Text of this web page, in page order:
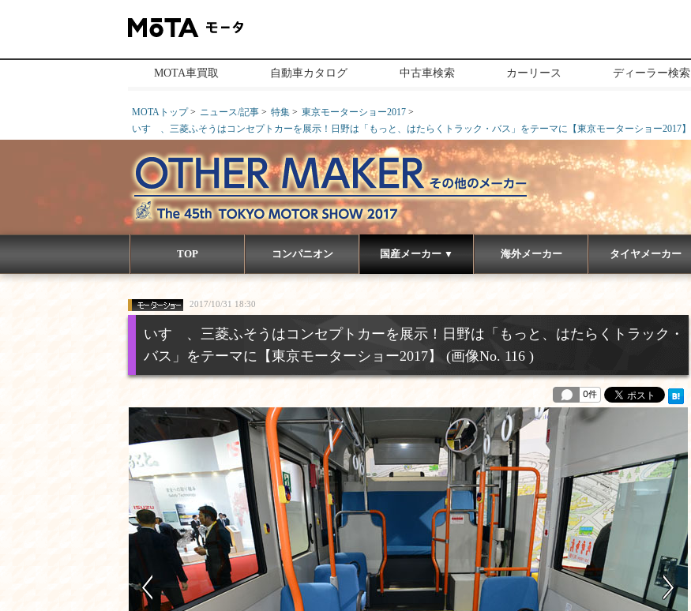
MOTA車買取 自動車カタログ 中古車検索 カーリース ディーラー検索
MOTAトップ ニュース/記事 特集
東京モーターショー2017
いすゞ、三菱ふそうはコンセプトカーを展示！日野は「もっと、はたらくトラック・バス」をテーマに【東京モーターショー2017】
TOP コンパニオン 国産メーカー ▼ 海外メーカー タイヤメーカー
2017/10/31 18:30
いすゞ、三菱ふそうはコンセプトカーを展示！日野は「もっと、はたらくトラック・
バス」をテーマに【東京モーターショー2017】 (画像No. 116 )